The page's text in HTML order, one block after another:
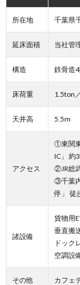
所在地 千葉県
延床面積 当社管
構造 鉄骨造
床荷重 1.5ton
天井高 5.5m
アクセス
①東関
IC」 約
②JR総
③千葉
停」 徒
諸設備
貨物用
垂直搬
ドック
空調設
その他 カフェ